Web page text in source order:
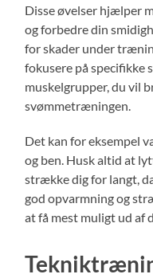
Disse øvelser hjælper
og forbedre din
for skader under
fokusere på specifikke
muskelgrupper, du vil
svømmetræningen.
Det kan for eksempel
og ben. Husk altid at
strække dig for langt,
god opvarmning og
at få mest muligt ud af